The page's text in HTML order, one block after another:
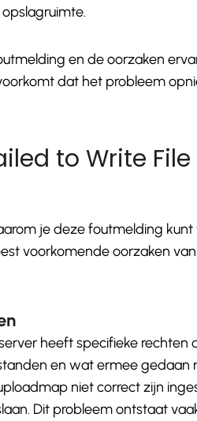
en de oorzaken
dat het probleem
to Write
je deze foutmelding
voorkomende oorzaken
heeft specifieke rechten
en wat ermee gedaan
niet correct zijn
Dit probleem ontstaat